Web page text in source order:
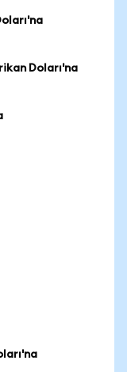
Doları'na